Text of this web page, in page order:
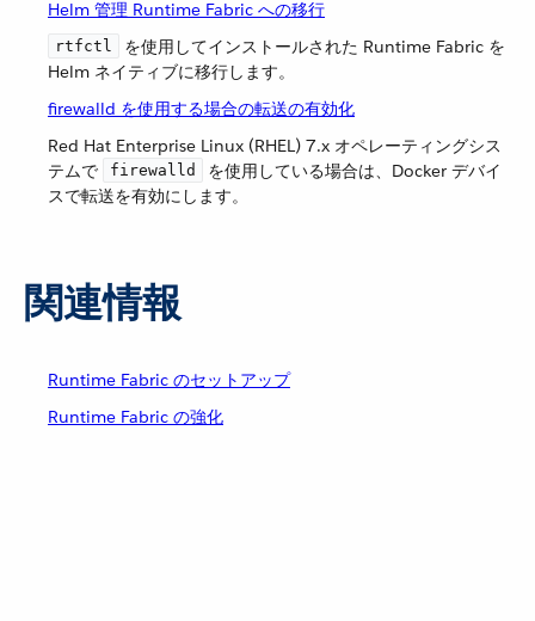
Helm 管理 Runtime Fabric への移行
rtfctl
​ を使用してインストールされた Runtime Fabric を
Helm ネイティブに移行します。
firewalld を使用する場合の転送の有効化
Red Hat Enterprise Linux (RHEL) 7.x オペレーティングシス
テムで ​
firewalld
​ を使用している場合は、Docker デバイ
スで転送を有効にします。
関連情報
Runtime Fabric のセットアップ
Runtime Fabric の強化